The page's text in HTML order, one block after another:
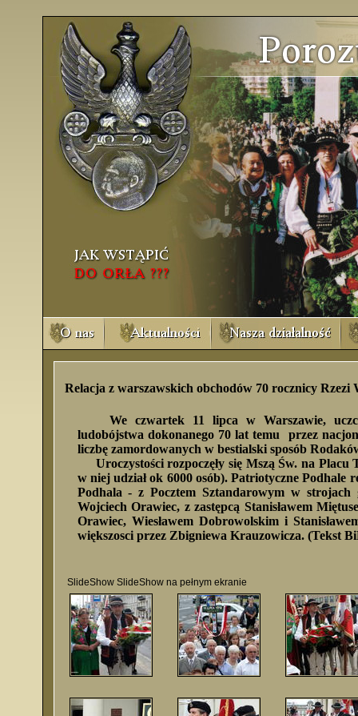
Relacja z warszawskich obchodów 70 rocznicy Rzezi
We czwartek 11 lipca w Warszawie,
ludobójstwa dokonanego 70 lat temu przez
liczbę zamordowanych w bestialski sposób
Uroczystości rozpoczęły się Mszą Św. na Placu
w niej udział ok 6000 osób).Patriotyczne Podhale
Podhala - z Pocztem Sztandarowym w strojach
Wojciech Orawiec, z zastępcą Stanisławem
Orawiec, Wiesławem Dobrowolskim i
większosci przez Zbigniewa Krauzowicza. (Tekst
SlideShow SlideShow na pełnym ekranie